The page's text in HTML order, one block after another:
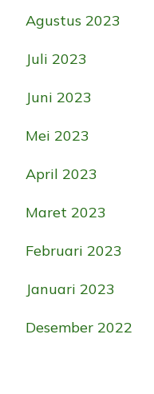
Agustus 2023
Juli 2023
Juni 2023
Mei 2023
April 2023
Maret 2023
Februari 2023
Januari 2023
Desember 2022